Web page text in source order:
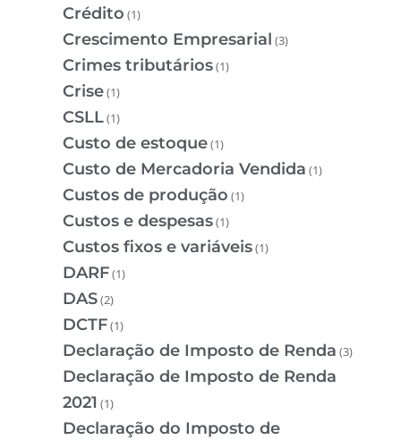
Crédito (1)
Crescimento Empresarial (3)
Crimes tributários(1)
Crise(1)
CSLL(1)
Custo de estoque(1)
Custo de Mercadoria Vendida (1)
Custos de produção (1)
Custos e despesas(1)
Custos fixos e variáveis(1)
DARF(1)
DAS(2)
DCTF(1)
Declaração de Imposto de Renda (3)
Declaração de Imposto de Renda
2021 (1)
Declaração do Imposto de